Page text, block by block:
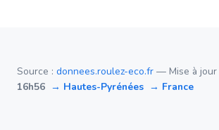
Source : donnees.roulez-eco.fr — Mise à jour
16h56 → Hautes-Pyrénées → France